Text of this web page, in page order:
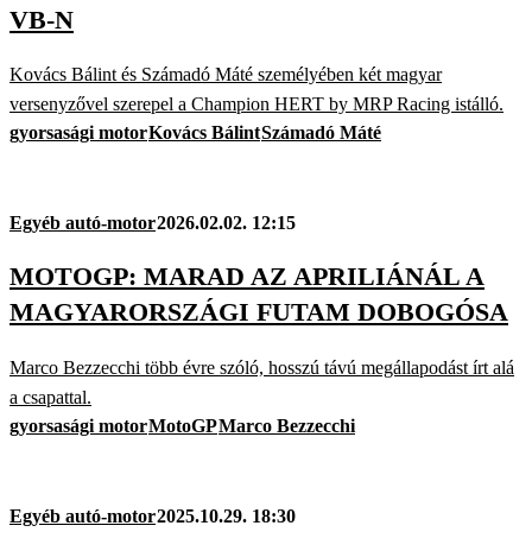
VB-N
Kovács Bálint és Számadó Máté személyében két magyar
versenyzővel szerepel a Champion HERT by MRP Racing istálló.
gyorsasági motorKovács BálintSzámadó Máté
Egyéb autó-motor2026.02.02. 12:15
MOTOGP: MARAD AZ APRILIÁNÁL A
MAGYARORSZÁGI FUTAM DOBOGÓSA
Marco Bezzecchi több évre szóló, hosszú távú megállapodást írt alá
a csapattal.
gyorsasági motorMotoGPMarco Bezzecchi
Egyéb autó-motor2025.10.29. 18:30